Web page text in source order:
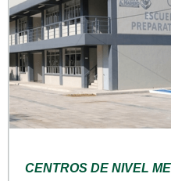
CENTROS DE NIVEL